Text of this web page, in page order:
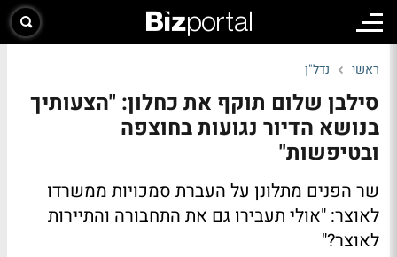
ראשי נדל"ן
סילבן שלום תוקף את כחלון: "הצעותיך
בנושא הדיור נגועות בחוצפה
ובטיפשות"
שר הפנים מתלונן על העברת סמכויות ממשרדו
לאוצר: "אולי תעבירו גם את התחבורה והתיירות
לאוצר?"